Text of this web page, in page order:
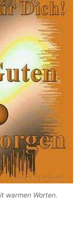
warmen Worten.